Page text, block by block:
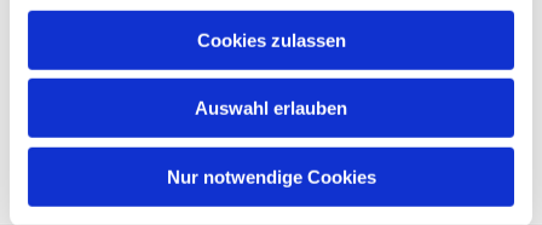
Cookies zulassen
Auswahl erlauben
Nur notwendige Cookies